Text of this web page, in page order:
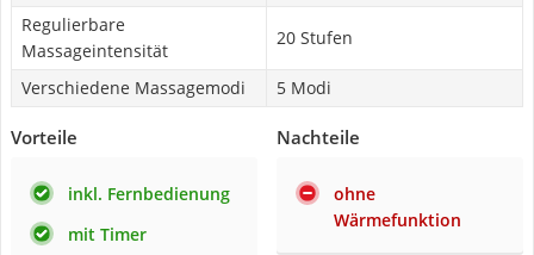
Regulierbare
Massageintensität
20 Stufen
Verschiedene Massagemodi 5 Modi
Vorteile
inkl. Fernbedienung
mit Timer
Nachteile
ohne
Wärmefunktion